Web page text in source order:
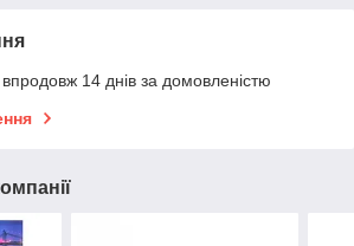
14 днів за домовленістю